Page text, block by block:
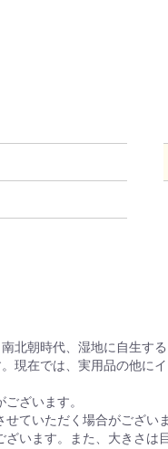
北朝時代、湿地に自生す
現在では、実用品の他に
ざいます。
ていただく場合がございま
います。また、大きさは